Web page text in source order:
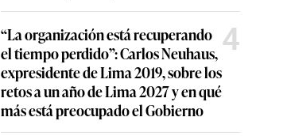
“La organización está recuperando
el tiempo perdido”: Carlos Neuhaus,
expresidente de Lima 2019, sobre los
retos a un año de Lima 2027 y en qué
más está preocupado el Gobierno
4